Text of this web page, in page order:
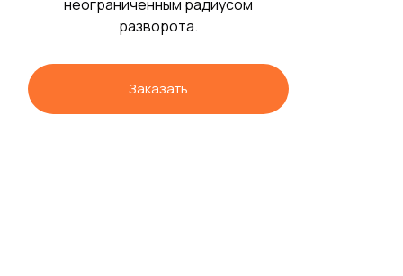
неограниченным радиусом
разворота.
Заказать